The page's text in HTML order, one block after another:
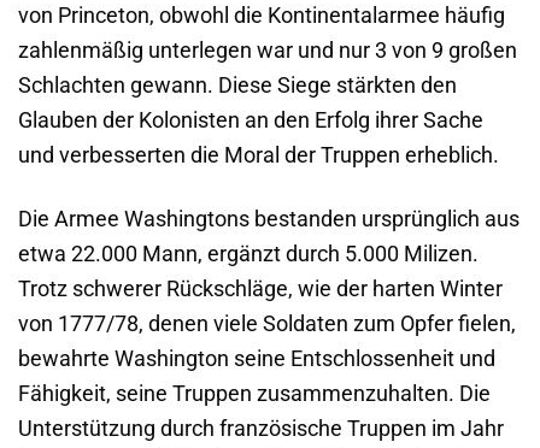
von Princeton, obwohl die Kontinentalarmee häufig
zahlenmäßig unterlegen war und nur 3 von 9 großen
Schlachten gewann. Diese Siege stärkten den
Glauben der Kolonisten an den Erfolg ihrer Sache
und verbesserten die Moral der Truppen erheblich.
Die Armee Washingtons bestanden ursprünglich aus
etwa 22.000 Mann, ergänzt durch 5.000 Milizen.
Trotz schwerer Rückschläge, wie der harten Winter
von 1777/78, denen viele Soldaten zum Opfer fielen,
bewahrte Washington seine Entschlossenheit und
Fähigkeit, seine Truppen zusammenzuhalten. Die
Unterstützung durch französische Truppen im Jahr